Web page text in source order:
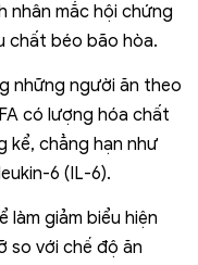
nhân mắc hội chứng
chất béo bão hòa.
những người ăn theo
có lượng hóa chất
kể, chẳng hạn như
6 (IL-6).
làm giảm biểu hiện
so với chế độ ăn